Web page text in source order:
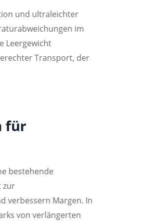
und ultraleichter
im
Leergewicht
Transport, der
für
bestehende
zur
verbessern Margen. In
von verlängerten